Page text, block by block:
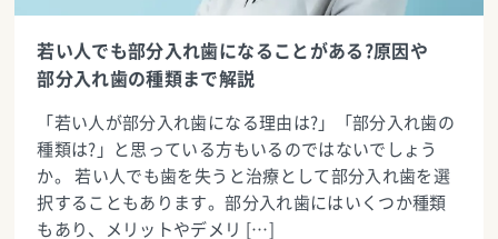
若い人でも部分入れ歯になることがある?原因や
部分入れ歯の種類まで解説
「若い人が部分入れ歯になる理由は?」「部分入れ歯の
種類は?」と思っている方もいるのではないでしょう
か。 若い人でも歯を失うと治療として部分入れ歯を選
択することもあります。部分入れ歯にはいくつか種類
もあり、メリットやデメリ […]